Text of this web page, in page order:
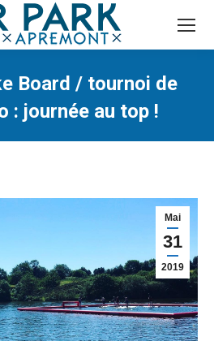
Recherche
:
Board / tournoi de
: journée au top !
Mai
31
2019